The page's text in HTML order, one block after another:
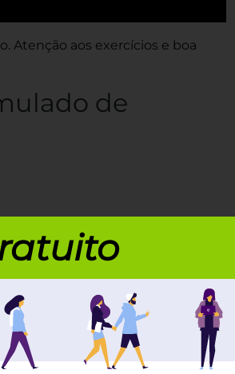
Atenção aos exercícios e boa
de
momento. O derradeiro
marechal Deodoro, mas a
o regime não era monárquico
[…] Para todos os efeitos, o chefe
algum porque nada poderia
2013, p. 279).
cansado, um marechal vaidoso e